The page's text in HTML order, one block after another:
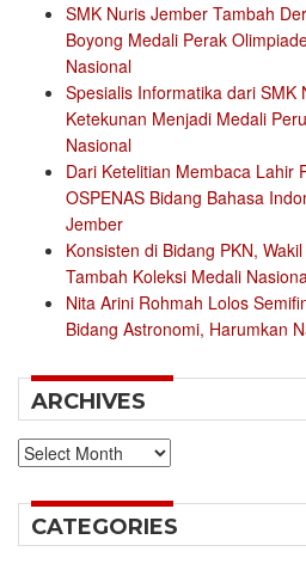
SMK Nuris Jember Tambah
Boyong Medali Perak
Nasional
Spesialis Informatika dari SMK
Ketekunan Menjadi Medali
Nasional
Dari Ketelitian Membaca Lahir
OSPENAS Bidang Bahasa
Jember
Konsisten di Bidang PKN,
Tambah Koleksi Medali
Nita Arini Rohmah Lolos
Bidang Astronomi, Harumkan
ARCHIVES
Archives
CATEGORIES